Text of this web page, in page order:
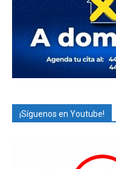
¡Síguenos en Youtube!